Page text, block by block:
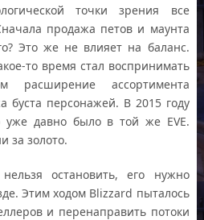
точки зрения все
продажа петов и маунта
Это же не влияет на баланс.
то время стал воспринимать
расширение ассортимента
буста персонажей. В 2015 году
давно было в той же EVE.
за золото.
остановить, его нужно
Этим ходом Blizzard пыталось
и перенаправить потоки